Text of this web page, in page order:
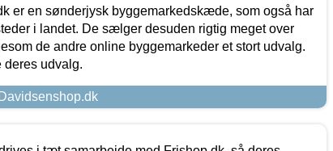
er en sønderjysk byggemarkedskæde, som også har
i landet. De sælger desuden rigtig meget over
de andre online byggemarkeder et stort udvalg.
deres udvalg.